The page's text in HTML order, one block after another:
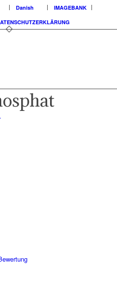
Danish
IMAGEBANK